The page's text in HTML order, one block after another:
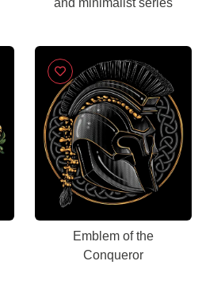
and minimalist series
Emblem of the
Conqueror